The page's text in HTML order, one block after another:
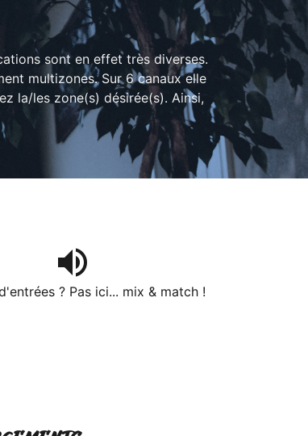
sont en effet très diverses.
multizones. Sur 6 canaux elle
la/les zone(s) désirée(s). Ainsi,
volume_up
? Pas ici... mix & match !